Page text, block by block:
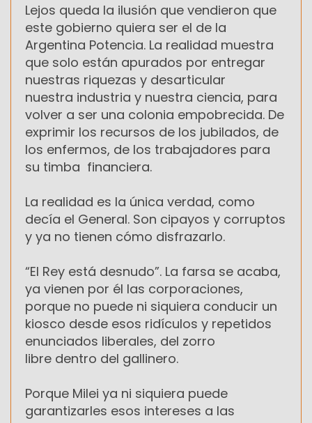
Lejos queda la ilusión que vendieron que
este gobierno quiera ser el de la
Argentina Potencia. La realidad muestra
que solo están apurados por entregar
nuestras riquezas y desarticular
nuestra industria y nuestra ciencia, para
volver a ser una colonia empobrecida. De
exprimir los recursos de los jubilados, de
los enfermos, de los trabajadores para
su timba financiera.
La realidad es la única verdad, como
decía el General. Son cipayos y corruptos
y ya no tienen cómo disfrazarlo.
“El Rey está desnudo”. La farsa se acaba,
ya vienen por él las corporaciones,
porque no puede ni siquiera conducir un
kiosco desde esos ridículos y repetidos
enunciados liberales, del zorro
libre dentro del gallinero.
Porque Milei ya ni siquiera puede
garantizarles esos intereses a las